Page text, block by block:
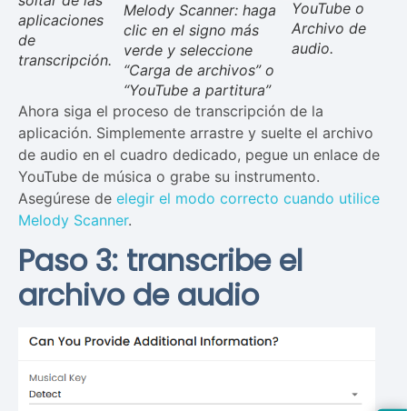
aplicaciones
de
transcripción.
Melody Scanner: haga
clic en el signo más
verde y seleccione
“Carga de archivos” o
“YouTube a partitura”
YouTube o
Archivo de
audio.
Ahora siga el proceso de transcripción de la
aplicación. Simplemente arrastre y suelte el archivo
de audio en el cuadro dedicado, pegue un enlace de
YouTube de música o grabe su instrumento.
Asegúrese de elegir el modo correcto cuando utilice
Melody Scanner.
Paso 3: transcribe el
archivo de audio